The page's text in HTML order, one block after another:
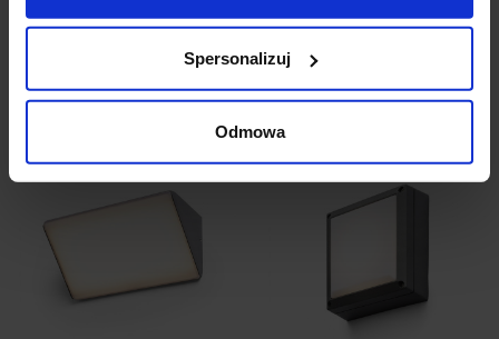
Spersonalizuj
Odmowa
Zobacz także